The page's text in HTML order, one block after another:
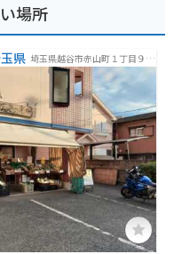
場所
県 埼玉県越谷市赤山町１丁目９６
−３